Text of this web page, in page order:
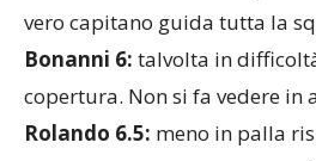
vero capitano guida tutta la
Bonanni 6: talvolta in
copertura. Non si fa vedere in
Rolando 6.5: meno in palla